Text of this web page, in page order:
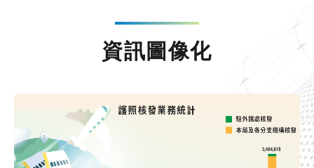
資訊圖像化